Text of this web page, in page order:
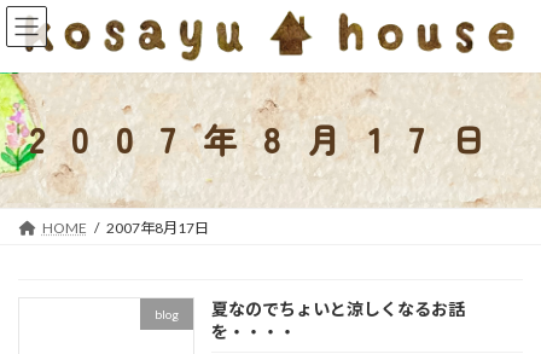
コ
ン
ン
ツ
へ
ス
キ
ッ
ナ
ビ
ー
シ
ョ
ン
に
移
2007年8月17日
HOME 2007年8月17日
blog
夏なのでちょいと涼しくなるお話
を・・・・